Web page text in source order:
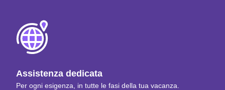
Assistenza dedicata
Per ogni esigenza, in tutte le fasi della tua vacanza.